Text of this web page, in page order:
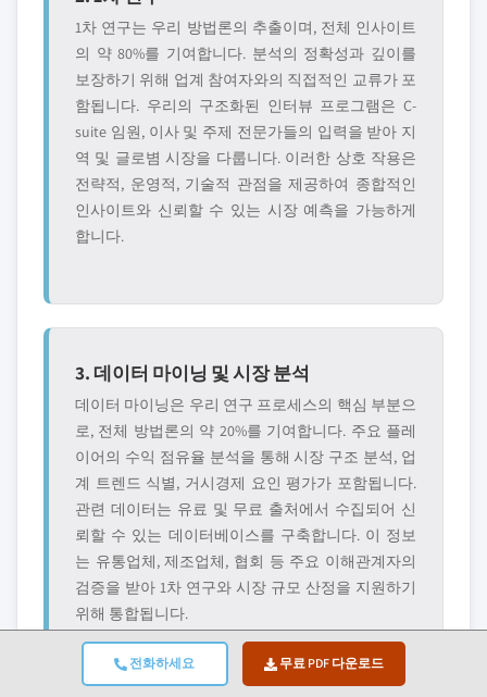
전화하세요 무료 PDF 다운로드
1차 연구는 우리 방법론의 추출이며, 전체 인사이트
의 약 80%를 기여합니다. 분석의 정확성과 깊이를
보장하기 위해 업계 참여자와의 직접적인 교류가 포
함됩니다. 우리의 구조화된 인터뷰 프로그램은 C-
suite 임원, 이사 및 주제 전문가들의 입력을 받아 지
역 및 글로볌 시장을 다룹니다. 이러한 상호 작용은
전략적, 운영적, 기술적 관점을 제공하여 종합적인
인사이트와 신뢰할 수 있는 시장 예측을 가능하게
합니다.
3. 데이터 마이닝 및 시장 분석
데이터 마이닝은 우리 연구 프로세스의 핵심 부분으
로, 전체 방법론의 약 20%를 기여합니다. 주요 플레
이어의 수익 점유율 분석을 통해 시장 구조 분석, 업
계 트렌드 식별, 거시경제 요인 평가가 포함됩니다.
관련 데이터는 유료 및 무료 출처에서 수집되어 신
뢰할 수 있는 데이터베이스를 구축합니다. 이 정보
는 유통업체, 제조업체, 협회 등 주요 이해관계자의
검증을 받아 1차 연구와 시장 규모 산정을 지원하기
위해 통합됩니다.